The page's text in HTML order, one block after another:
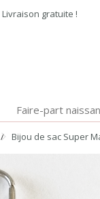
Livraison gratuite !
Faire-part
Bijou de sac Super